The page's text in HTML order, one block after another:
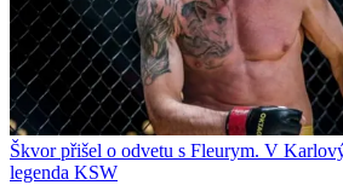
Škvor přišel o odvetu s Fleurym. V
legenda KSW